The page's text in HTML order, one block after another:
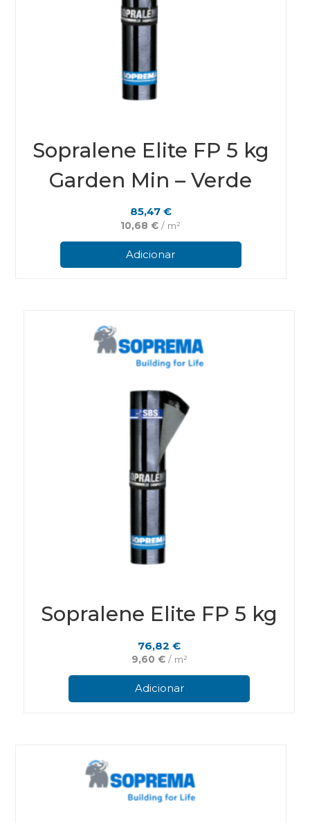
Sopralene Elite FP 5 kg
Garden Min – Verde
85,47 €
10,68€ / m²
Adicionar
Sopralene Elite FP 5 kg
76,82€
9,60 €/ m²
Adicionar